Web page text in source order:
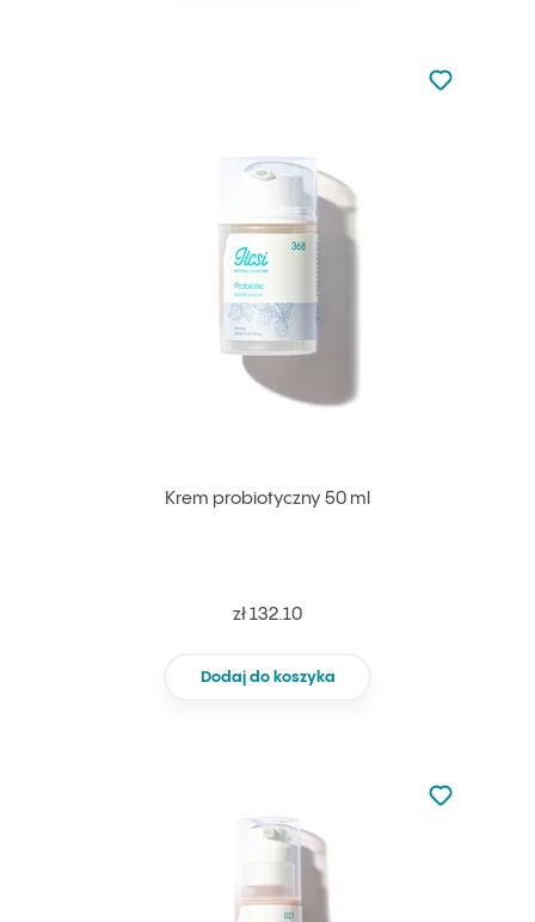
Krem probiotyczny 50 ml
zł 132.10
Dodaj do koszyka
Nie dodano
Dodaj do
Nie dodano
Dodaj do